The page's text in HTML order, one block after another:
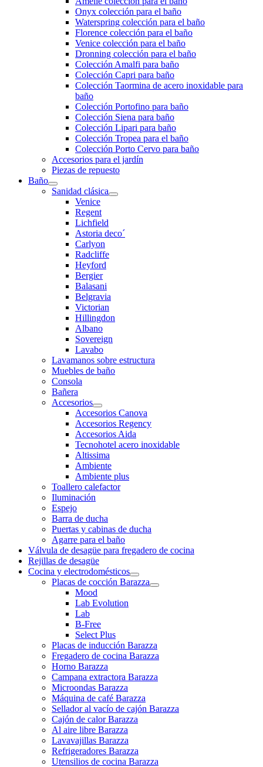
Onyx colección para el baño
Waterspring colección para el baño
Florence colección para el baño
Venice colección para el baño
Dronning colección para el baño
Colección Amalfi para baño
Colección Capri para baño
Colección Taormina de acero inoxidable para
baño
Colección Portofino para baño
Colección Siena para baño
Colección Lipari para baño
Colección Tropea para el baño
Colección Porto Cervo para baño
Accesorios para el jardín
Piezas de repuesto
Baño
Sanidad clásica
Venice
Regent
Lichfield
Astoria deco´
Carlyon
Radcliffe
Heyford
Bergier
Balasani
Belgravia
Victorian
Hillingdon
Albano
Sovereign
Lavabo
Lavamanos sobre estructura
Muebles de baño
Consola
Bañera
Accesorios
Accesorios Canova
Accesorios Regency
Accesorios Aida
Tecnohotel acero inoxidable
Altissima
Ambiente
Ambiente plus
Toallero calefactor
Iluminación
Espejo
Barra de ducha
Puertas y cabinas de ducha
Agarre para el baño
Válvula de desagüe para fregadero de cocina
Rejillas de desagüe
Cocina y electrodomésticos
Placas de cocción Barazza
Mood
Lab Evolution
Lab
B-Free
Select Plus
Placas de inducción Barazza
Fregadero de cocina Barazza
Horno Barazza
Campana extractora Barazza
Microondas Barazza
Máquina de café Barazza
Sellador al vacío de cajón Barazza
Cajón de calor Barazza
Al aire libre Barazza
Lavavajillas Barazza
Refrigeradores Barazza
Utensilios de cocina Barazza